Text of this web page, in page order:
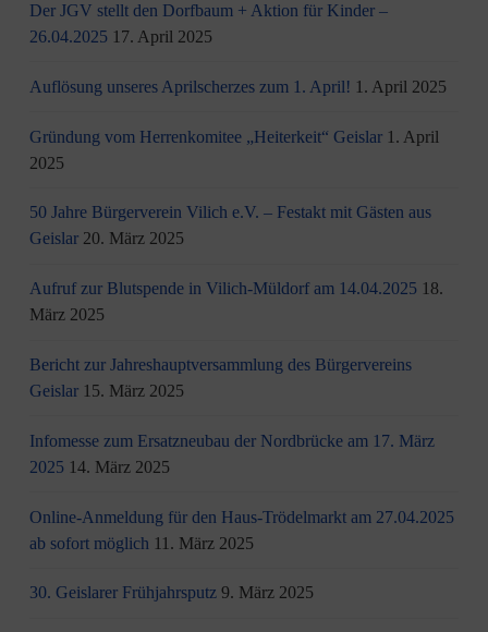
Der JGV stellt den Dorfbaum + Aktion für Kinder –
26.04.2025 17. April 2025
Auflösung unseres Aprilscherzes zum 1. April! 1. April 2025
Gründung vom Herrenkomitee „Heiterkeit“ Geislar 1. April
2025
50 Jahre Bürgerverein Vilich e.V. – Festakt mit Gästen aus
Geislar 20. März 2025
Aufruf zur Blutspende in Vilich-Müldorf am 14.04.2025 18.
März 2025
Bericht zur Jahreshauptversammlung des Bürgervereins
Geislar 15. März 2025
Infomesse zum Ersatzneubau der Nordbrücke am 17. März
2025 14. März 2025
Online-Anmeldung für den Haus-Trödelmarkt am 27.04.2025
ab sofort möglich 11. März 2025
30. Geislarer Frühjahrsputz 9. März 2025